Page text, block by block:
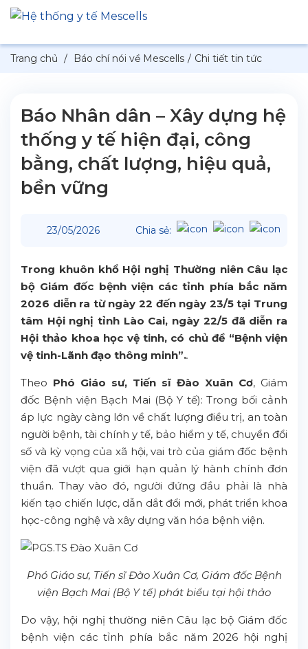
Trang chủ / Báo chí nói về Mescells / Chi tiết tin tức
Báo Nhân dân – Xây dựng hệ
thống y tế hiện đại, công
bằng, chất lượng, hiệu quả,
bền vững
23/05/2026 Chia sẻ:
Trong khuôn khổ Hội nghị Thường niên Câu lạc
bộ Giám đốc bệnh viện các tỉnh phía bắc năm
2026 diễn ra từ ngày 22 đến ngày 23/5 tại Trung
tâm Hội nghị tỉnh Lào Cai, ngày 22/5 đã diễn ra
Hội thảo khoa học vệ tinh, có chủ đề “Bệnh viện
vệ tinh-Lãnh đạo thông minh”..
Theo Phó Giáo sư, Tiến sĩ Đào Xuân Cơ, Giám
đốc Bệnh viện Bạch Mai (Bộ Y tế): Trong bối cảnh
áp lực ngày càng lớn về chất lượng điều trị, an toàn
người bệnh, tài chính y tế, bảo hiểm y tế, chuyển đổi
số và kỳ vọng của xã hội, vai trò của giám đốc bệnh
viện đã vượt qua giới hạn quản lý hành chính đơn
thuần. Thay vào đó, người đứng đầu phải là nhà
kiến tạo chiến lược, dẫn dắt đổi mới, phát triển khoa
học-công nghệ và xây dựng văn hóa bệnh viện.
Phó Giáo sư, Tiến sĩ Đào Xuân Cơ, Giám đốc Bệnh
viện Bạch Mai (Bộ Y tế) phát biểu tại hội thảo
Do vậy, hội nghị thường niên Câu lạc bộ Giám đốc
bệnh viện các tỉnh phía bắc năm 2026 hội nghị